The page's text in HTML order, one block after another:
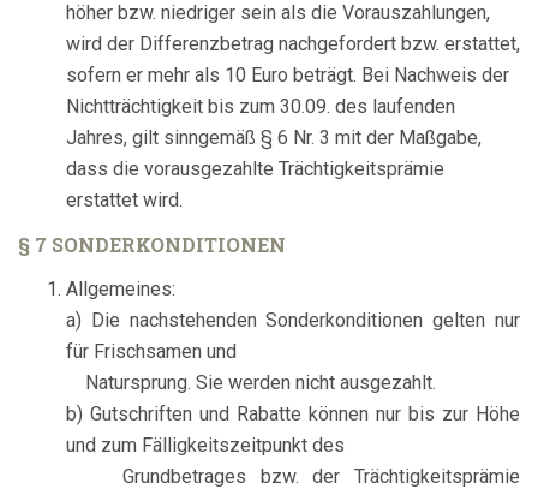
höher bzw. niedriger sein als die Vorauszahlungen,
wird der Differenzbetrag nachgefordert bzw. erstattet,
sofern er mehr als 10 Euro beträgt. Bei Nachweis der
Nichtträchtigkeit bis zum 30.09. des laufenden
Jahres, gilt sinngemäß § 6 Nr. 3 mit der Maßgabe,
dass die vorausgezahlte Trächtigkeitsprämie
erstattet wird.
§ 7 SONDERKONDITIONEN
Allgemeines:
a) Die nachstehenden Sonderkonditionen gelten nur
für Frischsamen und
Natursprung. Sie werden nicht ausgezahlt.
b) Gutschriften und Rabatte können nur bis zur Höhe
und zum Fälligkeitszeitpunkt des
Grundbetrages bzw. der Trächtigkeitsprämie